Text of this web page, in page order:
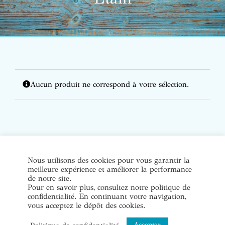
Aucun produit ne correspond à votre sélection.
© Copyright Bijoux de soi 2020-2022. Tous droits réservés. |
Conditions Générales de Vente|Mentions légales et politique
de confidentialité
Nous utilisons des cookies pour vous garantir la
meilleure expérience et améliorer la performance
de notre site.
Pour en savoir plus, consultez notre politique de
confidentialité. En continuant votre navigation,
vous acceptez le dépôt des cookies.